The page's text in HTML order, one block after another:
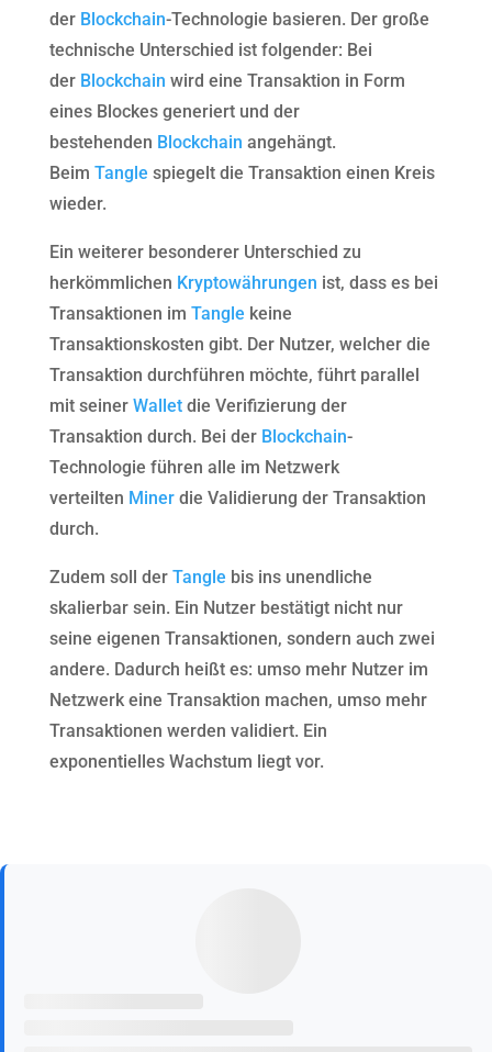
der Blockchain-Technologie basieren. Der große
technische Unterschied ist folgender: Bei
der Blockchain wird eine Transaktion in Form
eines Blockes generiert und der
bestehenden Blockchain angehängt.
Beim Tangle spiegelt die Transaktion einen Kreis
wieder.
Ein weiterer besonderer Unterschied zu
herkömmlichen Kryptowährungen ist, dass es bei
Transaktionen im Tangle keine
Transaktionskosten gibt. Der Nutzer, welcher die
Transaktion durchführen möchte, führt parallel
mit seiner Walletdie Verifizierung der
Transaktion durch. Bei der Blockchain-
Technologie führen alle im Netzwerk
verteilten Minerdie Validierung der Transaktion
durch.
Zudem soll der Tangle bis ins unendliche
skalierbar sein. Ein Nutzer bestätigt nicht nur
seine eigenen Transaktionen, sondern auch zwei
andere. Dadurch heißt es: umso mehr Nutzer im
Netzwerk eine Transaktion machen, umso mehr
Transaktionen werden validiert. Ein
exponentielles Wachstum liegt vor.